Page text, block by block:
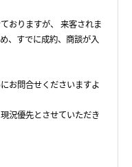
おりますが、 来客されま
、すでに成約、商談が入
お問合せくださいますよ
況優先とさせていただき